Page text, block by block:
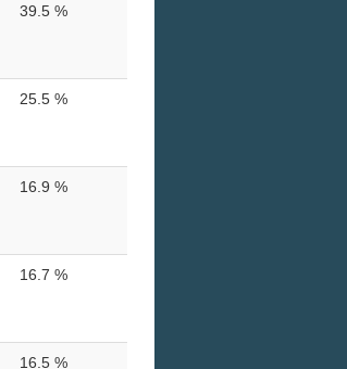
39.5 %
25.5 %
16.9 %
16.7 %
16.5 %